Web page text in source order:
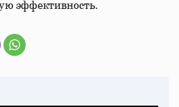
эффективность.